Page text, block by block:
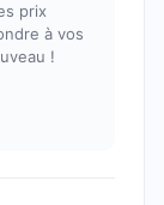
prix
à vos
!